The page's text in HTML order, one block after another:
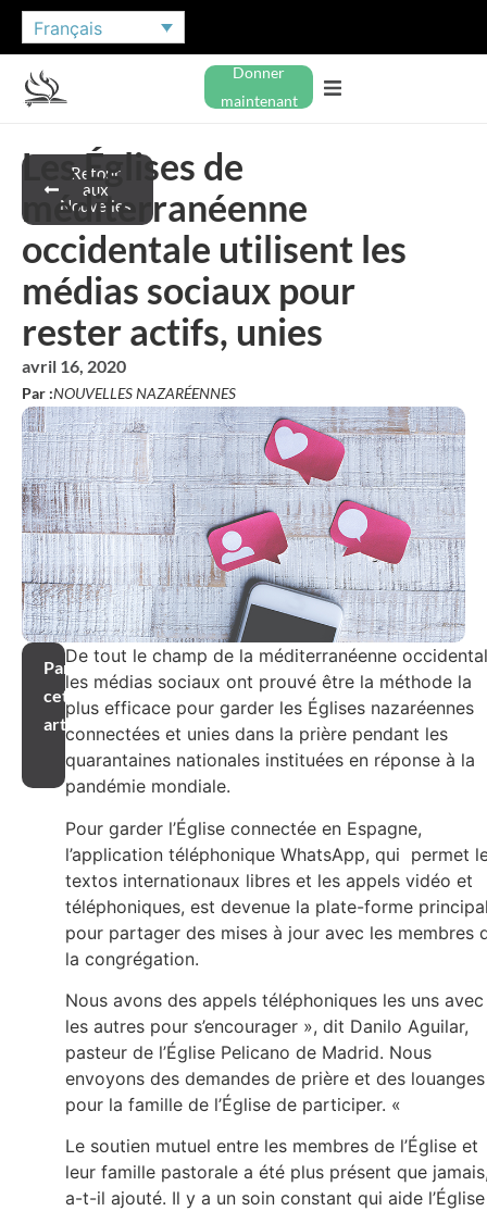
Français
Donner
maintenant
Retour
aux
Nouvelles
Les Églises de
méditerranéenne
occidentale utilisent les
médias sociaux pour
rester actifs, unies
avril 16, 2020
Par :NOUVELLES NAZARÉENNES
Partager
cet
article
De tout le champ de la méditerranéenne
les médias sociaux ont prouvé être la méthode la
plus efficace pour garder les Églises nazaréennes
connectées et unies dans la prière pendant les
quarantaines nationales instituées en réponse à la
pandémie mondiale.
Pour garder l’Église connectée en Espagne,
l’application téléphonique WhatsApp, qui permet
textos internationaux libres et les appels vidéo et
téléphoniques, est devenue la plate-forme
pour partager des mises à jour avec les membres
la congrégation.
Nous avons des appels téléphoniques les uns avec
les autres pour s’encourager », dit Danilo Aguilar,
pasteur de l’Église Pelicano de Madrid. Nous
envoyons des demandes de prière et des louanges
pour la famille de l’Église de participer. «
Le soutien mutuel entre les membres de l’Église et
leur famille pastorale a été plus présent que
a-t-il ajouté. Il y a un soin constant qui aide